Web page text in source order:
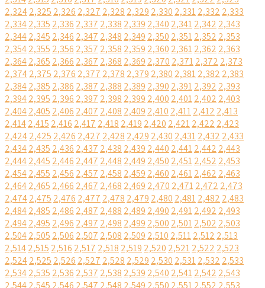
2,3242,325 2,326 2,327 2,328 2,329 2,330 2,3312,332 2,333
2,3342,335 2,336 2,337 2,338 2,339 2,340 2,3412,342 2,343
2,3442,345 2,346 2,347 2,348 2,349 2,350 2,3512,352 2,353
2,3542,355 2,356 2,357 2,358 2,359 2,360 2,3612,362 2,363
2,3642,365 2,366 2,367 2,368 2,369 2,370 2,3712,372 2,373
2,3742,375 2,376 2,377 2,378 2,379 2,380 2,3812,382 2,383
2,3842,385 2,386 2,387 2,388 2,389 2,390 2,3912,392 2,393
2,3942,395 2,396 2,397 2,398 2,399 2,400 2,4012,402 2,403
2,4042,405 2,406 2,407 2,408 2,409 2,410 2,4112,412 2,413
2,4142,415 2,416 2,417 2,418 2,419 2,420 2,4212,422 2,423
2,4242,425 2,426 2,427 2,428 2,429 2,430 2,4312,432 2,433
2,4342,435 2,436 2,437 2,438 2,439 2,440 2,4412,442 2,443
2,4442,445 2,446 2,447 2,448 2,449 2,450 2,4512,452 2,453
2,4542,455 2,456 2,457 2,458 2,459 2,460 2,4612,462 2,463
2,4642,465 2,466 2,467 2,468 2,469 2,470 2,4712,472 2,473
2,4742,475 2,476 2,477 2,478 2,479 2,480 2,4812,482 2,483
2,4842,485 2,486 2,487 2,488 2,489 2,490 2,4912,492 2,493
2,4942,495 2,496 2,497 2,498 2,499 2,500 2,5012,502 2,503
2,5042,505 2,506 2,507 2,508 2,509 2,510 2,5112,512 2,513
2,5142,515 2,516 2,517 2,518 2,519 2,520 2,5212,522 2,523
2,5242,525 2,526 2,527 2,528 2,529 2,530 2,5312,532 2,533
2,5342,535 2,536 2,537 2,538 2,539 2,540 2,5412,542 2,543